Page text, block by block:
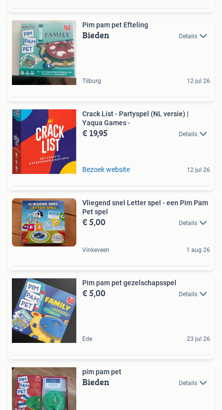
Pim pam pet Efteling
Bieden Details
Tilburg 12 jul 26
Crack List - Partyspel (NL versie) |
Yaqua Games -
€ 19,95 Details
Bezoek website 12 jul 26
Vliegend snel Letter spel - een Pim Pam
Pet spel
€ 5,00 Details
Vinkeveen 1 aug 26
Pim pam pet gezelschapsspel
€ 5,00 Details
Ede 23 jul 26
pim pam pet
Bieden Details